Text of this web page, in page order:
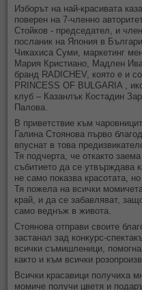
Изборът на най-красивата
поверен на 7-членно
Стойков - председател, и
посланик на Япония в
Чикахиса Суми, маркетинг
Мария Кристиано, Мадлен
бранд RADICHEV, която е и
PRINCESS OF BULGARIA ,
клуб – Казанлък Костадин
Палова.
В приветствие към
Галина Стоянова първо
впуснат в това
Тя подчерта, че откакто
събитието да се утвърждава
не само показва красотата,
Тя пожела на всички
край, и да се забавляват,
само веднъж в живота.
Стоянова отправи своите
застанал зад конкурс-
всички съмишленици,
както и към всички
Всички красавици получиха
момиче получи цветя и